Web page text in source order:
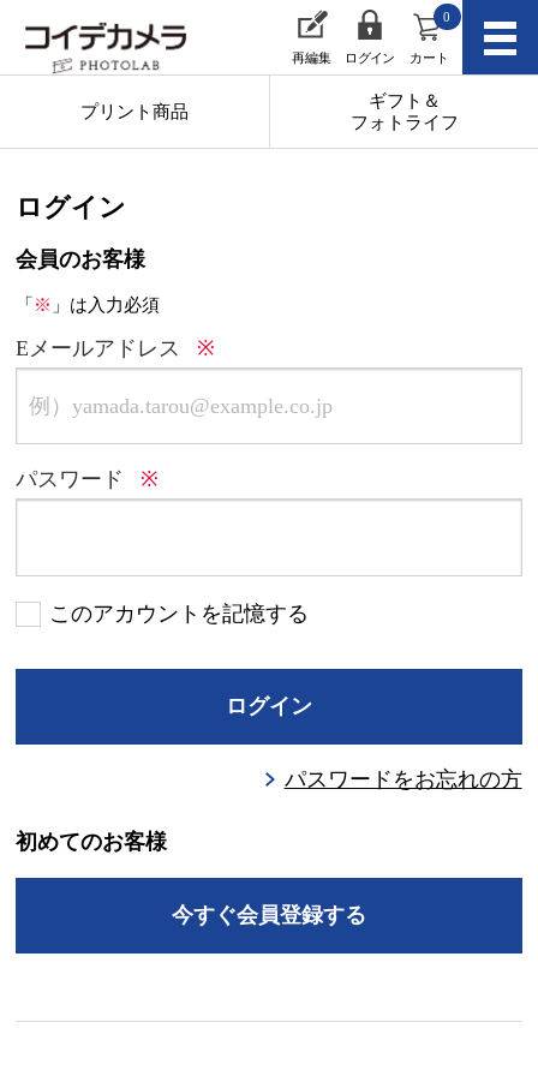
再編集 ログイン カート
0
プリント商品
ギフト＆
フォトライフ
ログイン
会員のお客様
「※ 」は入力必須
Eメールアドレス
パスワード
このアカウントを記憶する
ログイン
パスワードをお忘れの方
初めてのお客様
今すぐ会員登録する